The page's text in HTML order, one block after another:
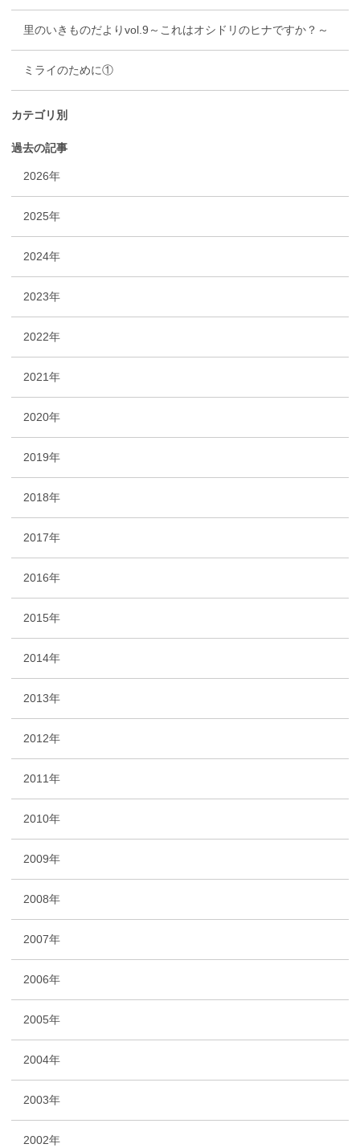
里のいきものだよりvol.9～これはオシドリのヒナですか？～
ミライのために①
カテゴリ別
過去の記事
2026年
2025年
2024年
2023年
2022年
2021年
2020年
2019年
2018年
2017年
2016年
2015年
2014年
2013年
2012年
2011年
2010年
2009年
2008年
2007年
2006年
2005年
2004年
2003年
2002年